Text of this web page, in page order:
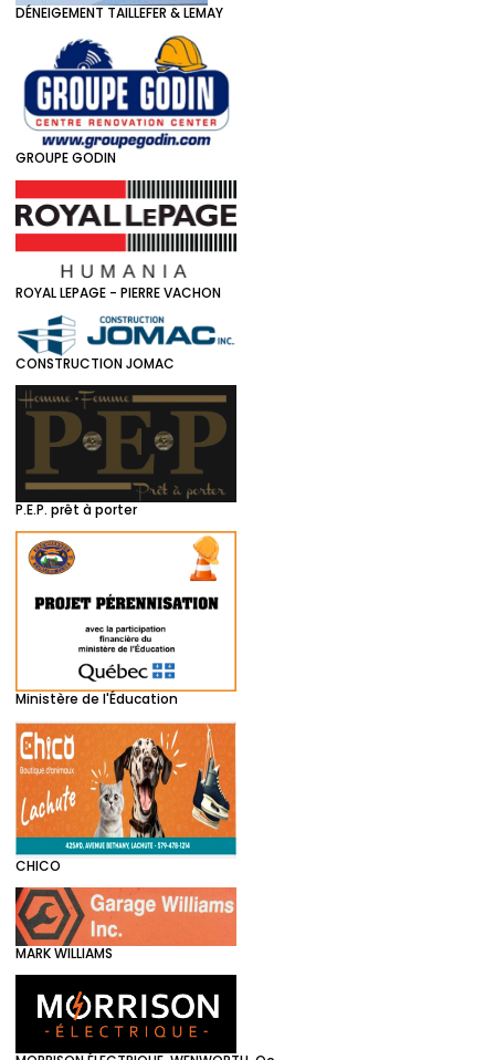
DÉNEIGEMENT TAILLEFER & LEMAY
GROUPE GODIN
ROYAL LEPAGE - PIERRE VACHON
CONSTRUCTION JOMAC
P.E.P. prêt à porter
Ministère de l'Éducation
CHICO
MARK WILLIAMS